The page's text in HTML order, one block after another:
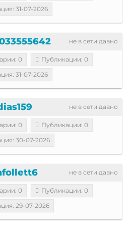
31-07-2026
не в сети давно
0
Публикации: 0
31-07-2026
не в сети давно
0
Публикации: 0
30-07-2026
не в сети давно
0
Публикации: 0
29-07-2026